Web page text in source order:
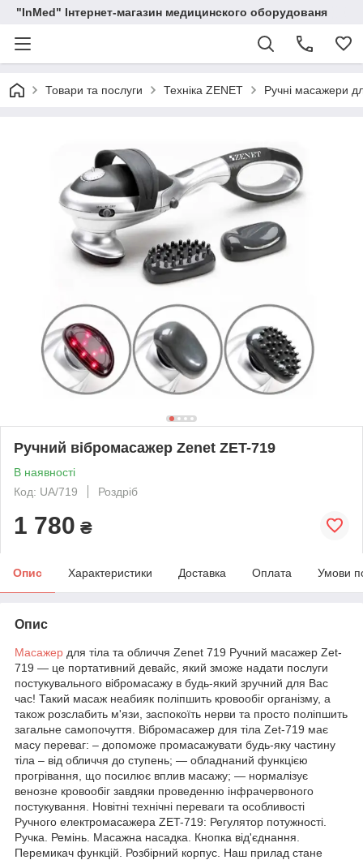
"InMed" Інтернет-магазин медицинского оборудованя
Товари та послуги Техніка ZENET Ручні масажери
Ручний вібромасажер Zenet ZET-719
В наявності
Код: UA/719
Роздріб
1 780 ₴
Опис Характеристики Доставка Оплата Умови
Опис
Масажер для тіла та обличчя Zenet 719 Ручний масажер Zet-
719 — це портативний девайс, який зможе надати послуги
постукувального вібромасажу в будь-який зручний для Вас
час! Такий масаж неабияк поліпшить кровообіг організму, а
також розслабить м'язи, заспокоїть нерви та просто поліпшить
загальне самопочуття. Вібромасажер для тіла Zet-719 має
масу переваг: – допоможе промасажувати будь-яку частину
тіла – від обличчя до ступень; — обладнаний функцією
прогрівання, що посилює вплив масажу; — нормалізує
венозне кровообіг завдяки проведенню інфрачервоного
постукування. Новітні технічні переваги та особливості
Ручного електромасажера ZET-719: Регулятор потужності.
Ручка. Ремінь. Масажна насадка. Кнопка від'єднання.
Перемикач функцій. Розбірний корпус. Наш прилад стане